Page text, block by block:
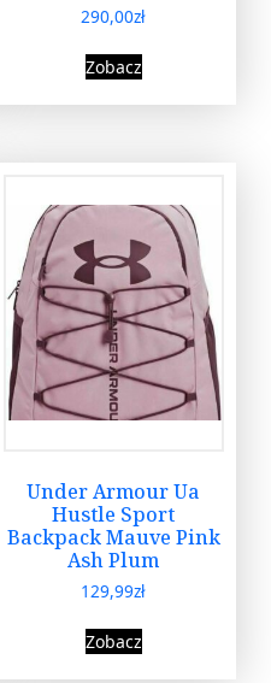
290,00zł
Zobacz
Under Armour Ua
Hustle Sport
Backpack Mauve Pink
Ash Plum
129,99zł
Zobacz